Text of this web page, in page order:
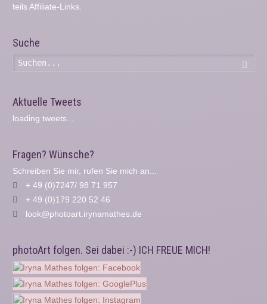
teils Affiliate-Links.
Suche
Aktuelle Tweets
loading tweets...
Fragen? Wünsche?
Schreiben Sie mir, rufen Sie mich an...
+ 49 (0)7247/ 98 71 957
+ 49 (0)179 220 52 46
look@photoart.irynamathes.de
photoArt folgen. Sei dabei :-) ICH FREUE MICH!